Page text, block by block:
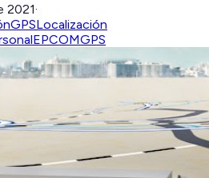
2021·
GPSLocalización
EPCOMGPS